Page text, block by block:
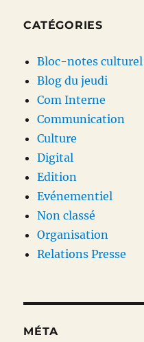
CATÉGORIES
Bloc-notes
Blog du jeudi
Com Interne
Communication
Culture
Digital
Edition
Evénementiel
Non classé
Organisation
Relations Presse
MÉTA